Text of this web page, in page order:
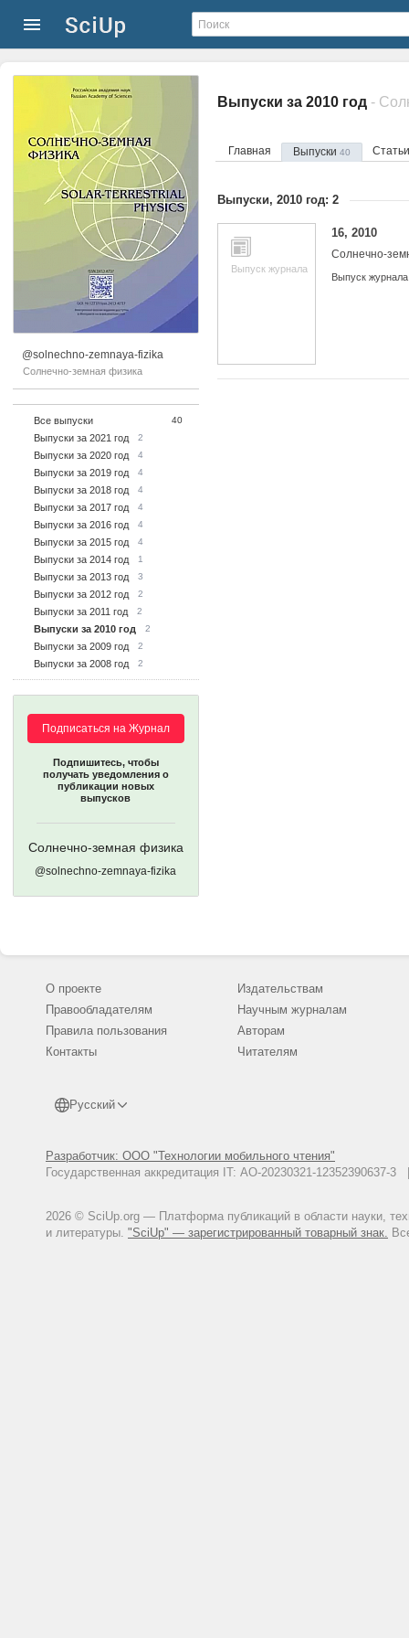
@solnechno-zemnaya-fizika
Солнечно-земная физика
Все выпуски 40
Выпуски за 2021 год 2
Выпуски за 2020 год 4
Выпуски за 2019 год 4
Выпуски за 2018 год 4
Выпуски за 2017 год 4
Выпуски за 2016 год 4
Выпуски за 2015 год 4
Выпуски за 2014 год 1
Выпуски за 2013 год 3
Выпуски за 2012 год 2
Выпуски за 2011 год 2
Выпуски за 2010 год 2
Выпуски за 2009 год 2
Выпуски за 2008 год 2
Подписаться на Журнал
Подпишитесь, чтобы
получать уведомления о
публикации новых
выпусков
Солнечно-земная физика
@solnechno-zemnaya-fizika
Выпуски за 2010 год -
Главная Выпуски 40
Выпуски, 2010 год: 2
Выпуск журнала
16, 2010
Солнечно-
Выпуск журнала
О проекте
Правообладателям
Правила пользования
Контакты
Русский
Разработчик: ООО "Технологии мобильного чтения"
Государственная аккредитация IT: АО-20230321-
2026 © SciUp.org — Платформа публикаций в области науки,
и литературы. "SciUp" — зарегистрированный товарный знак.
Издательствам
Научным журналам
Авторам
Читателям